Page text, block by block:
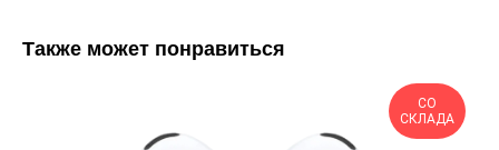
Также может понравиться
СО
СКЛАДА